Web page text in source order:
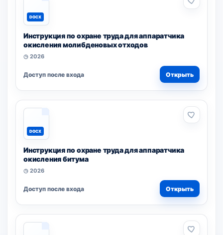
DOCX
Инструкция по охране труда для аппаратчика
окисления молибденовых отходов
◷ 2026
Доступ после входа Открыть
DOCX
Инструкция по охране труда для аппаратчика
окисления битума
◷ 2026
Доступ после входа Открыть